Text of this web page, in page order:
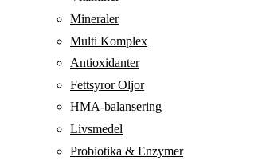
Mineraler
Multi Komplex
Antioxidanter
Fettsyror Oljor
HMA-balansering
Livsmedel
Probiotika & Enzymer